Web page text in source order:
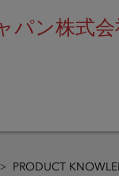
パン株式
PRODUCT